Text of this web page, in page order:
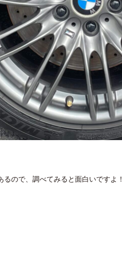
ので、調べてみると面白いですよ！